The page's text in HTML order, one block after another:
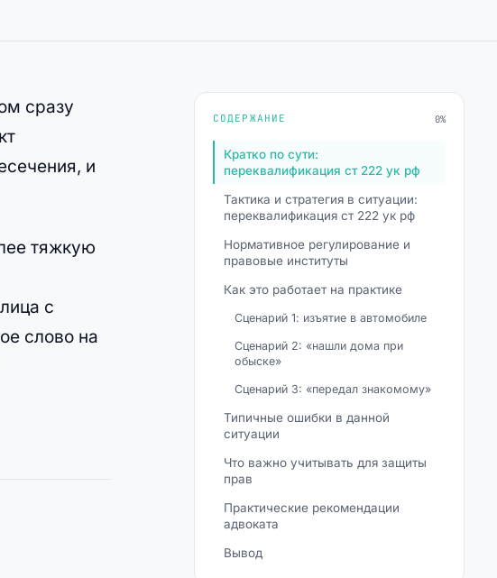
сразу
и
тяжкую
с
слово на
СОДЕРЖАНИЕ 0%
Кратко по сути:
переквалификация ст 222 ук рф
Тактика и стратегия в ситуации:
переквалификация ст 222 ук рф
Нормативное регулирование и
правовые институты
Как это работает на практике
Сценарий 1: изъятие в автомобиле
Сценарий 2: «нашли дома при
обыске»
Сценарий 3: «передал знакомому»
Типичные ошибки в данной
ситуации
Что важно учитывать для защиты
прав
Практические рекомендации
адвоката
Вывод